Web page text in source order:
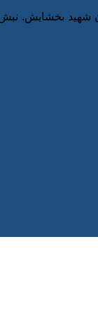
شهید بخشایش.